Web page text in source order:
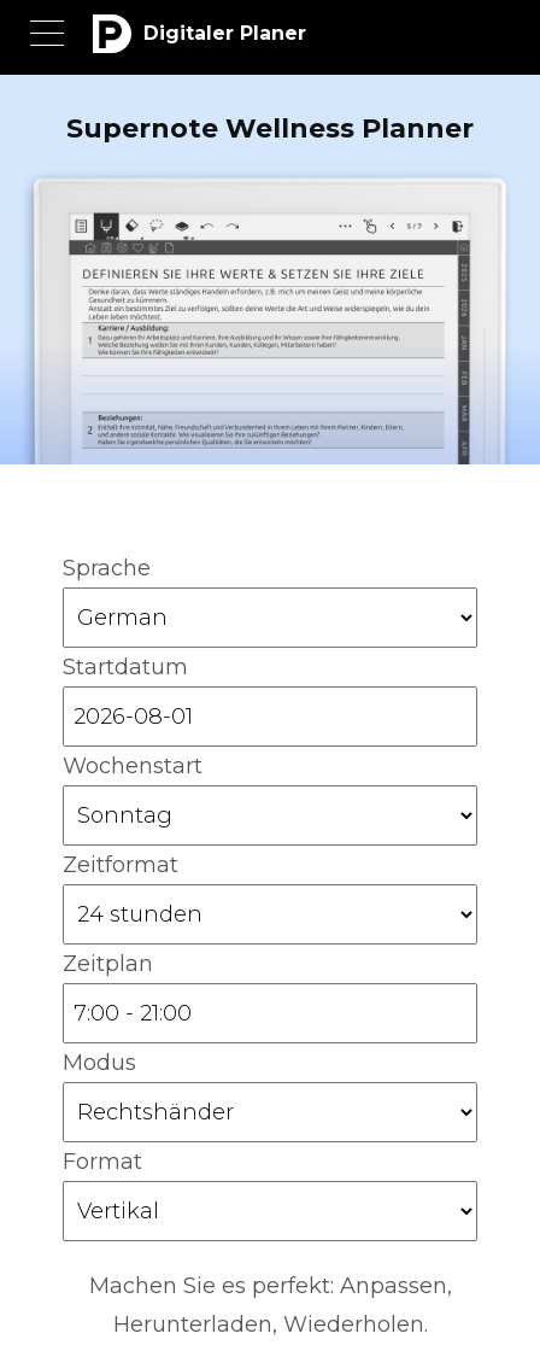
Digitaler Planer
Supernote Wellness Planner
Sprache
Startdatum
Wochenstart
Zeitformat
Zeitplan
Modus
Format
Machen Sie es perfekt: Anpassen,
Herunterladen, Wiederholen.